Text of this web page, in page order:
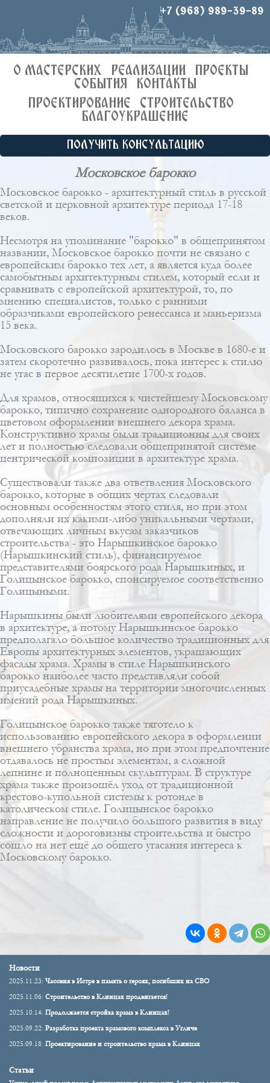
+7 (968) 989-39-89
О МАСТЕРСКИХ РЕАЛИЗАЦИИ
ПРОЕКТЫ
СОБЫТИЯ
КОНТАКТЫ
ПРОЕКТИРОВАНИЕ
СТРОИТЕЛЬСТВО
БЛАГОУКРАШЕНИЕ
ПОЛУЧИТЬ КОНСУЛЬТАЦИЮ
Московское барокко
Московское барокко - архитектурный стиль в русской
светской и церковной архитектуре периода 17-18
веков.
Несмотря на упоминание "барокко" в общепринятом
названии, Московское барокко почти не связано с
европейским барокко тех лет, а является куда более
самобытным архитектурным стилем, который если и
сравнивать с европейской архитектурой, то, по
мнению специалистов, только с ранними
образчиками европейского ренессанса и маньеризма
15 века.
Московского барокко зародилось в Москве в 1680-е и
затем скоротечно развивалось, пока интерес к стилю
не угас в первое десятилетие 1700-х годов.
Для храмов, относящихся к чистейшему Московскому
барокко, типично сохранение однородного баланса в
цветовом оформлении внешнего декора храма.
Конструктивно храмы были традиционны для своих
лет и полностью следовали общепринятой системе
центрической композиции в архитектуре храма.
Существовали также два ответвления Московского
барокко, которые в общих чертах следовали
основным особенностям этого стиля, но при этом
дополняли их какими-либо уникальными чертами,
отвечающих личным вкусам заказчиков
строительства - это Нарышкинское барокко
(Нарышкинский стиль), финансируемое
представителями боярского рода Нарышкиных, и
Голицынское барокко, спонсируемое соответственно
Голицыными.
Нарышкины были любителями европейского декора
в архитектуре, а потому Нарышкинское барокко
предполагало большое количество традиционных для
Европы архитектурных элементов, украшающих
фасады храма. Храмы в стиле Нарышкинского
барокко наиболее часто представляли собой
приусадебные храмы на территории многочисленных
имений рода Нарышкиных.
Голицынское барокко также тяготело к
использованию европейского декора в оформлении
внешнего убранства храма, но при этом предпочтение
отдавалось не простым элементам, а сложной
лепнине и полноценным скульптурам. В структуре
храма также произошёл уход от традиционной
крестово-купольной системы к ротонде в
католическом стиле. Голицынское барокко
направление не получило большого развития в виду
сложности и дороговизны строительства и быстро
сошло на нет ещё до общего угасания интереса к
Московскому барокко.
Новости
2025.11.23: Часовня в Истре в память о героях, погибших на СВО
2025.11.06: Строительство в Клинцах продвигается!
2025.10.14: Продолжается стройка храма в Клинцах!
2025.09.22: Разработка проекта храмового комплекса в Угличе
2025.09.18: Проектирование и строительство храма в Клинцах
Статьи